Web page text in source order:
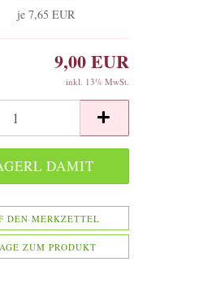
je 7,65 EUR
9,00 EUR
inkl. 13% MwSt.
DEN MERKZETTEL
ZUM PRODUKT